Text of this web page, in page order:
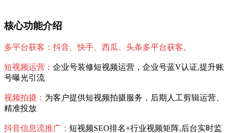
核心功能介绍
多平台获客：抖音、快手、西瓜、头条多平台获客。
短视频运营： 企业号装修短视频运营，企业号蓝V认证,提升账
号曝光引流
视频拍摄： 为客户提供短视频拍摄服务，后期人工剪辑运营、
精准投放
抖音信息流推广： 短视频SEO排名+行业视频矩阵,后台实时监